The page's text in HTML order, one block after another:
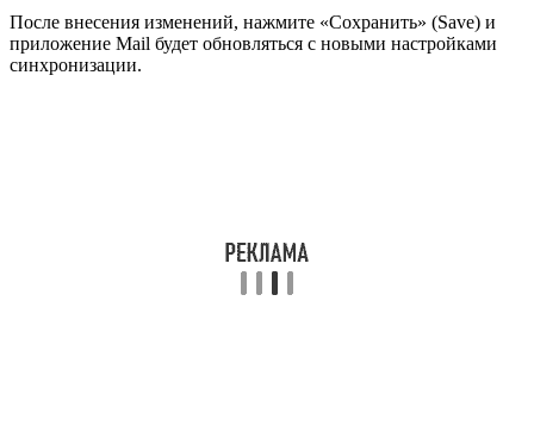
После внесения изменений, нажмите «Сохранить» (Save) и
приложение Mail будет обновляться с новыми настройками
синхронизации.